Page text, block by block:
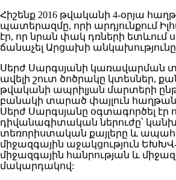
Հիշենք 2016 թվականի 4-օրյա
պատերազմը, որի արդյունքում
էր, որ նրան փակ դռների ետևում
ճանաչել Արցախի
Սերժ Սարգսյանի կառավարման
ավելի շուտ ծոծրակը կտեսներ, քան
թվականի ապրիլյան մարտերի
բանակի տարած փայլուն
Սերժ Սարգսյանը օգտագործել էր
դիվանագիտական ներուժը՝
տեռորիստական քայլերը և
միջազգային աջակցություն
միջազգային հանրության և
մակարդակով: